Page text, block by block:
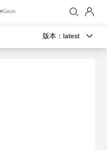
版本： latest